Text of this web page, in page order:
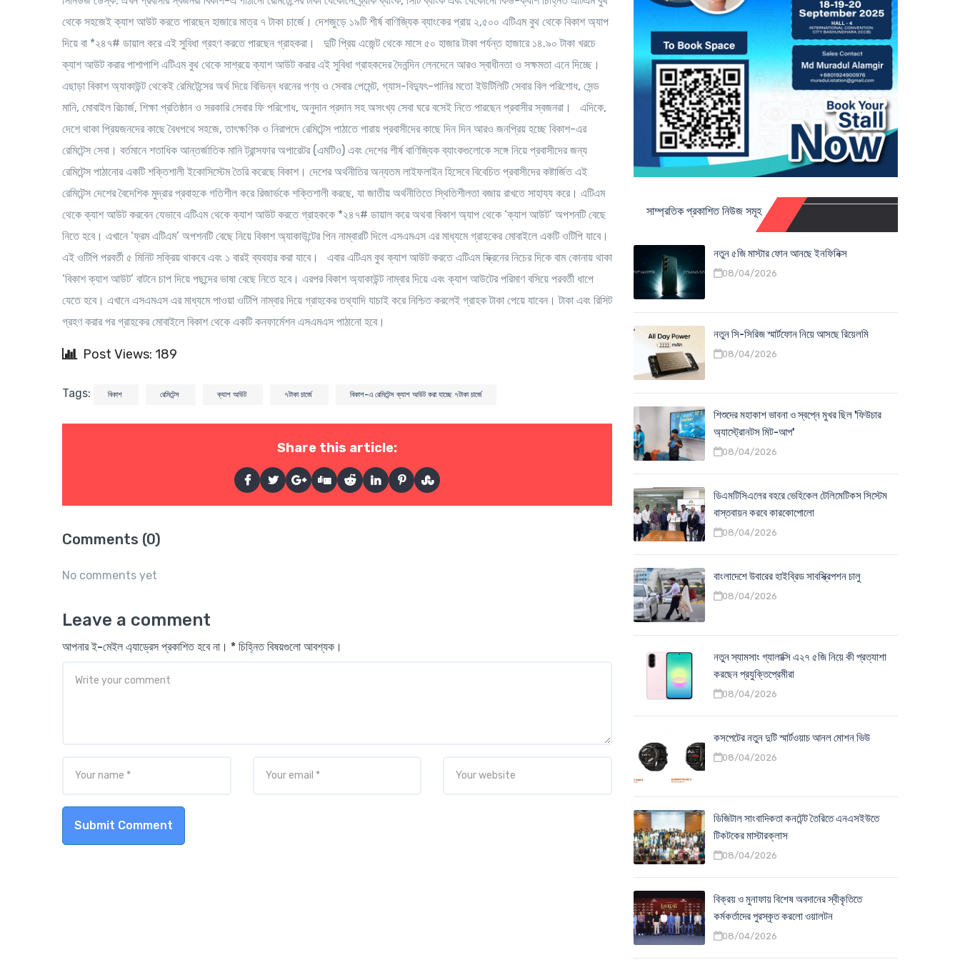
থেকে সহজেই ক্যাশ আউট করতে পারছেন হাজারে মাত্র ৭ টাকা চার্জে। দেশজুড়ে ১৯টি শীর্ষ বাণিজ্যিক ব্যাংকের প্রায় ২,৫০০ এটিএম বুথ থেকে বিকাশ অ্যাপ
দিয়ে বা *২৪৭# ডায়াল করে এই সুবিধা গ্রহণ করতে পারছেন গ্রাহকরা। দুটি প্রিয় এজেন্ট থেকে মাসে ৫০ হাজার টাকা পর্যন্ত হাজারে ১৪.৯০ টাকা খরচে
ক্যাশ আউট করার পাশাপাশি এটিএম বুথ থেকে সাশ্রয়ে ক্যাশ আউট করার এই সুবিধা গ্রাহকদের দৈনন্দিন লেনদেনে আরও স্বাধীনতা ও সক্ষমতা এনে দিচ্ছে।
এছাড়া বিকাশ অ্যাকাউন্ট থেকেই রেমিটেন্সের অর্থ দিয়ে বিভিন্ন ধরনের পণ্য ও সেবার পেমেন্ট, গ্যাস-বিদ্যুৎ-পানির মতো ইউটিলিটি সেবার বিল পরিশোধ, সেন্ড
মানি, মোবাইল রিচার্জ, শিক্ষা প্রতিষ্ঠান ও সরকারি সেবার ফি পরিশোধ, অনুদান প্রদান সহ অসংখ্য সেবা ঘরে বসেই নিতে পারছেন প্রবাসীর স্বজনরা। এদিকে,
দেশে থাকা প্রিয়জনদের কাছে বৈধপথে সহজে, তাৎক্ষণিক ও নিরাপদে রেমিটেন্স পাঠাতে পারায় প্রবাসীদের কাছে দিন দিন আরও জনপ্রিয় হচ্ছে বিকাশ-এর
রেমিটেন্স সেবা। বর্তমানে শতাধিক আন্তর্জাতিক মানি ট্রান্সফার অপারেটর (এমটিও) এবং দেশের শীর্ষ বাণিজ্যিক ব্যাংকগুলোকে সঙ্গে নিয়ে প্রবাসীদের জন্য
রেমিটেন্স পাঠানোর একটি শক্তিশালী ইকোসিস্টেম তৈরি করেছে বিকাশ। দেশের অর্থনীতির অন্যতম লাইফলাইন হিসেবে বিবেচিত প্রবাসীদের কষ্টার্জিত এই
রেমিটেন্স দেশের বৈদেশিক মুদ্রার প্রবাহকে গতিশীল করে রিজার্ভকে শক্তিশালী করছে, যা জাতীয় অর্থনীতিতে স্থিতিশীলতা বজায় রাখতে সাহায্য করে। এটিএম
থেকে ক্যাশ আউট করবেন যেভাবেএটিএম থেকে ক্যাশ আউট করতে গ্রাহককে *২৪৭# ডায়াল করে অথবা বিকাশ অ্যাপ থেকে ‘ক্যাশ আউট’ অপশনটি বেছে
নিতে হবে। এখানে ‘ফ্রম এটিএম’ অপশনটি বেছে নিয়ে বিকাশ অ্যাকাউন্টের পিন নাম্বারটি দিলে এসএমএস এর মাধ্যমে গ্রাহকের মোবাইলে একটি ওটিপি যাবে।
এই ওটিপি পরবর্তী ৫ মিনিট সক্রিয় থাকবে এবং ১ বারই ব্যবহার করা যাবে। এবার এটিএম বুথ ক্যাশ আউট করতে এটিএম স্ক্রিনের নিচের দিকে বাম কোনায় থাকা
‘বিকাশ ক্যাশ আউট’ বাটনে চাপ দিয়ে পছন্দের ভাষা বেছে নিতে হবে। এরপর বিকাশ অ্যাকাউন্ট নাম্বার দিয়ে এবং ক্যাশ আউটের পরিমাণ বসিয়ে পরবর্তী ধাপে
যেতে হবে। এখানে এসএমএস এর মাধ্যমে পাওয়া ওটিপি নাম্বার দিয়ে গ্রাহকের তথ্যাদি যাচাই করে নিশ্চিত করলেই গ্রাহক টাকা পেয়ে যাবেন। টাকা এবং রিসিট
গ্রহণ করার পর গ্রাহকের মোবাইলে বিকাশ থেকে একটি কনফার্মেশন এসএমএস পাঠানো হবে।
Post Views: 189
Tags: বিকাশ রেমিটেন্স ক্যাশ আউট ৭টাকা চার্জে বিকাশ-এ রেমিটেন্স ক্যাশ আউট করা যাচ্ছে ৭টাকা চার্জে
Share this article:
Comments (0)
No comments yet
Leave a comment
আপনার ই-মেইল এ্যাড্রেস প্রকাশিত হবে না। * চিহ্নিত বিষয়গুলো আবশ্যক।
Submit Comment
সাম্প্রতিক প্রকাশিত নিউজ সমূহ
নতুন ৫জি মাস্টার ফোন আনছে ইনফিনিক্স
08/04/2026
নতুন সি-সিরিজ স্মার্টফোন নিয়ে আসছে রিয়েলমি
08/04/2026
শিশুদের মহাকাশ ভাবনা ও স্বপ্নে মুখর ছিল 'ফিউচার
অ্যাস্ট্রোনটস মিট-আপ'
08/04/2026
ডিএমটিসিএলের বহরে ভেহিকেল টেলিমেটিকস সিস্টেম
বাস্তবায়ন করবে কারকোপোলো
08/04/2026
বাংলাদেশে উবারের হাইব্রিড সাবস্ক্রিপশন চালু
08/04/2026
নতুন স্যামসাং গ্যালাক্সি এ২৭ ৫জি নিয়ে কী প্রত্যাশা
করছেন প্রযুক্তিপ্রেমীরা
08/04/2026
কসপেটের নতুন দুটি স্মার্টওয়াচ আনল মোশন ভিউ
08/04/2026
ডিজিটাল সাংবাদিকতা কনটেন্ট তৈরিতে এনএসইউতে
টিকটকের মাস্টারক্লাস
08/04/2026
বিক্রয় ও মুনাফায় বিশেষ অবদানের স্বীকৃতিতে
কর্মকর্তাদের পুরস্কৃত করলো ওয়ালটন
08/04/2026